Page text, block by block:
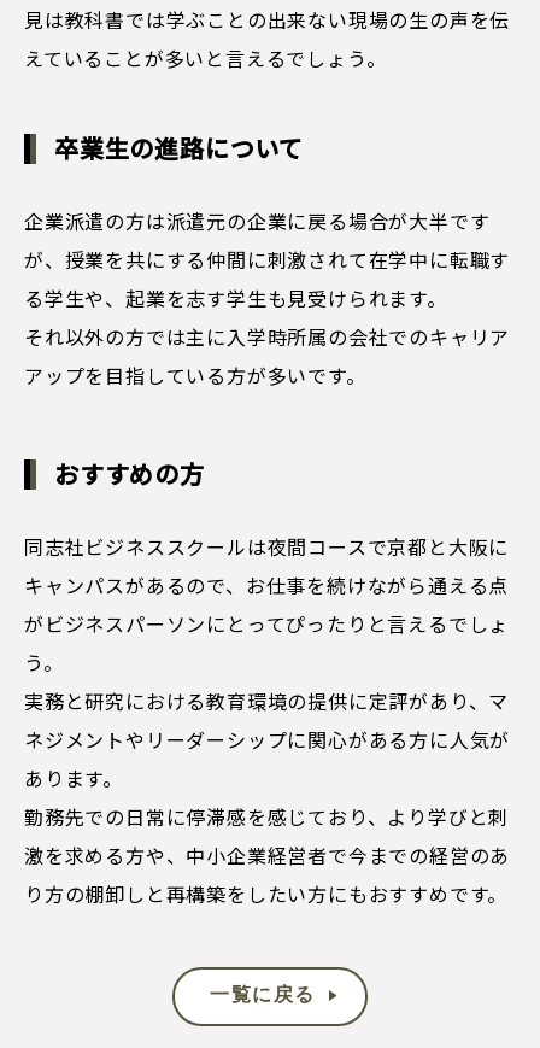
見は教科書では学ぶことの出来ない現場の生の声を伝
えていることが多いと言えるでしょう。
卒業生の進路について
企業派遣の方は派遣元の企業に戻る場合が大半です
が、授業を共にする仲間に刺激されて在学中に転職す
る学生や、起業を志す学生も見受けられます。
それ以外の方では主に入学時所属の会社でのキャリア
アップを目指している方が多いです。
おすすめの方
同志社ビジネススクールは夜間コースで京都と大阪に
キャンパスがあるので、お仕事を続けながら通える点
がビジネスパーソンにとってぴったりと言えるでしょ
う。
実務と研究における教育環境の提供に定評があり、マ
ネジメントやリーダーシップに関心がある方に人気が
あります。
勤務先での日常に停滞感を感じており、より学びと刺
激を求める方や、中小企業経営者で今までの経営のあ
り方の棚卸しと再構築をしたい方にもおすすめです。
一覧に戻る